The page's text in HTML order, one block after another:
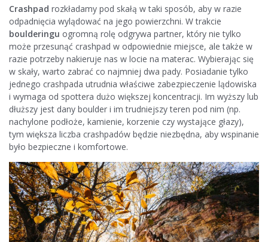
Crashpad rozkładamy pod skałą w taki sposób, aby w razie
odpadnięcia wylądować na jego powierzchni. W trakcie
boulderingu ogromną rolę odgrywa partner, który nie tylko
może przesunąć crashpad w odpowiednie miejsce, ale także w
razie potrzeby nakieruje nas w locie na materac. Wybierając się
w skały, warto zabrać co najmniej dwa pady. Posiadanie tylko
jednego crashpada utrudnia właściwe zabezpieczenie lądowiska
i wymaga od spottera dużo większej koncentracji. Im wyższy lub
dłuższy jest dany boulder i im trudniejszy teren pod nim (np.
nachylone podłoże, kamienie, korzenie czy wystające głazy),
tym większa liczba crashpadów będzie niezbędna, aby wspinanie
było bezpieczne i komfortowe.